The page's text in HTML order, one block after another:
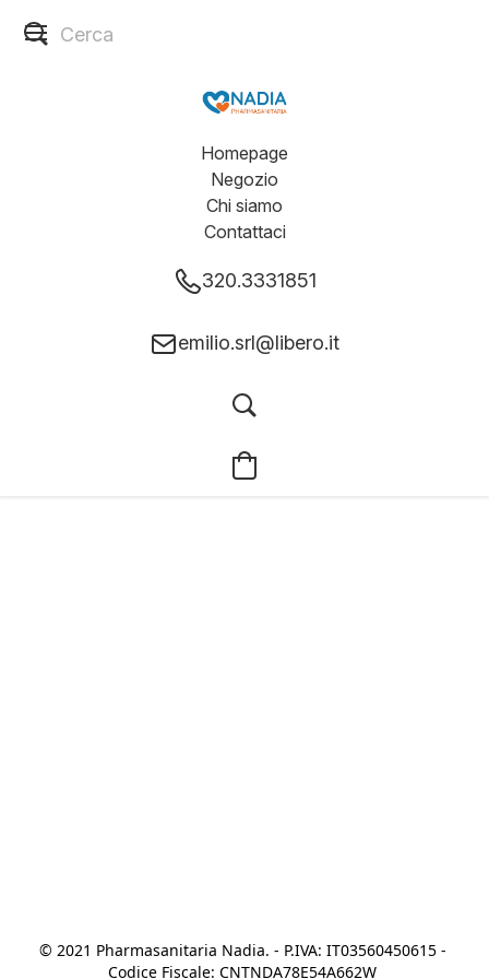
Homepage
Negozio
Chi siamo
Contattaci
320.3331851
emilio.srl@libero.it
© 2021 Pharmasanitaria Nadia. - P.IVA: IT03560450615 -
Codice Fiscale: CNTNDA78E54A662W